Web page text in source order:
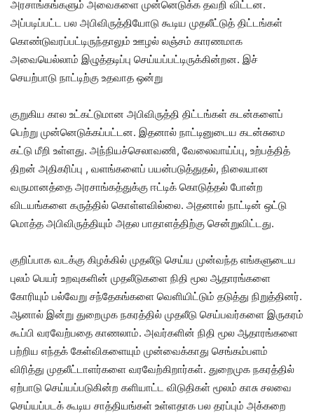
அரசாங்கங்களும் அவைகளை முன்னெடுக்க தவறி விட்டன.
அப்படிப்பட்ட பல அபிவிருத்தியோடு கூடிய முதலீட்டுத் திட்டங்கள்
கொண்டுவரப்பட்டிருந்தாலும் ஊழல் லஞ்சம் காரணமாக
அவையெல்லாம் இழுத்தடிப்பு செய்யப்பட்டிருக்கின்றன. இச்
செயற்பாடு நாட்டிற்கு உதவாத ஒன்று
குறுகிய கால உட்கட்டுமான அபிவிருத்தி திட்டங்கள் கடன்களைப்
பெற்று முன்னெடுக்கப்பட்டன. இதனால் நாட்டினுடைய கடன்சுமை
கட்டு மீறி உள்ளது. அந்நியச்செலாவணி, வேலைவாய்ப்பு, உற்பத்தித்
திறன் அதிகரிப்பு , வளங்களைப் பயன்படுத்துதல், நிலையான
வருமானத்தை அரசாங்கத்துக்கு ஈட்டிக் கொடுத்தல் போன்ற
விடயங்களை கருத்தில் கொள்ளவில்லை. அதனால் நாட்டின் ஒட்டு
மொத்த அபிவிருத்தியும் அதல பாதாளத்திற்கு சென்றுவிட்டது.
குறிப்பாக வடக்கு கிழக்கில் முதலீடு செய்ய முன்வந்த எங்களுடைய
புலம் பெயர் உறவுகளின் முதலீடுகளை நிதி மூல ஆதாரங்களை
கோரியும் பல்வேறு சந்தேகங்களை வெளியிட்டும் தடுத்து நிறுத்தினர்.
ஆனால் இன்று துறைமுக நகரத்தில் முதலீடு செய்பவர்களை இருகரம்
கூப்பி வரவேற்பதை காணலாம். அவர்களின் நிதி மூல ஆதாரங்களை
பற்றிய எந்தக் கேள்விகளையும் முன்வைக்காது செங்கம்பளம்
விரித்து முதலீட்டாளர்களை வரவேற்கிறார்கள். துறைமுக நகரத்தில்
ஏற்பாடு செய்யப்படுகின்ற களியாட்ட விடுதிகள் மூலம் காசு சலவை
செய்யப்படக் கூடிய சாத்தியங்கள் உள்ளதாக பல தரப்பும் அக்கறை